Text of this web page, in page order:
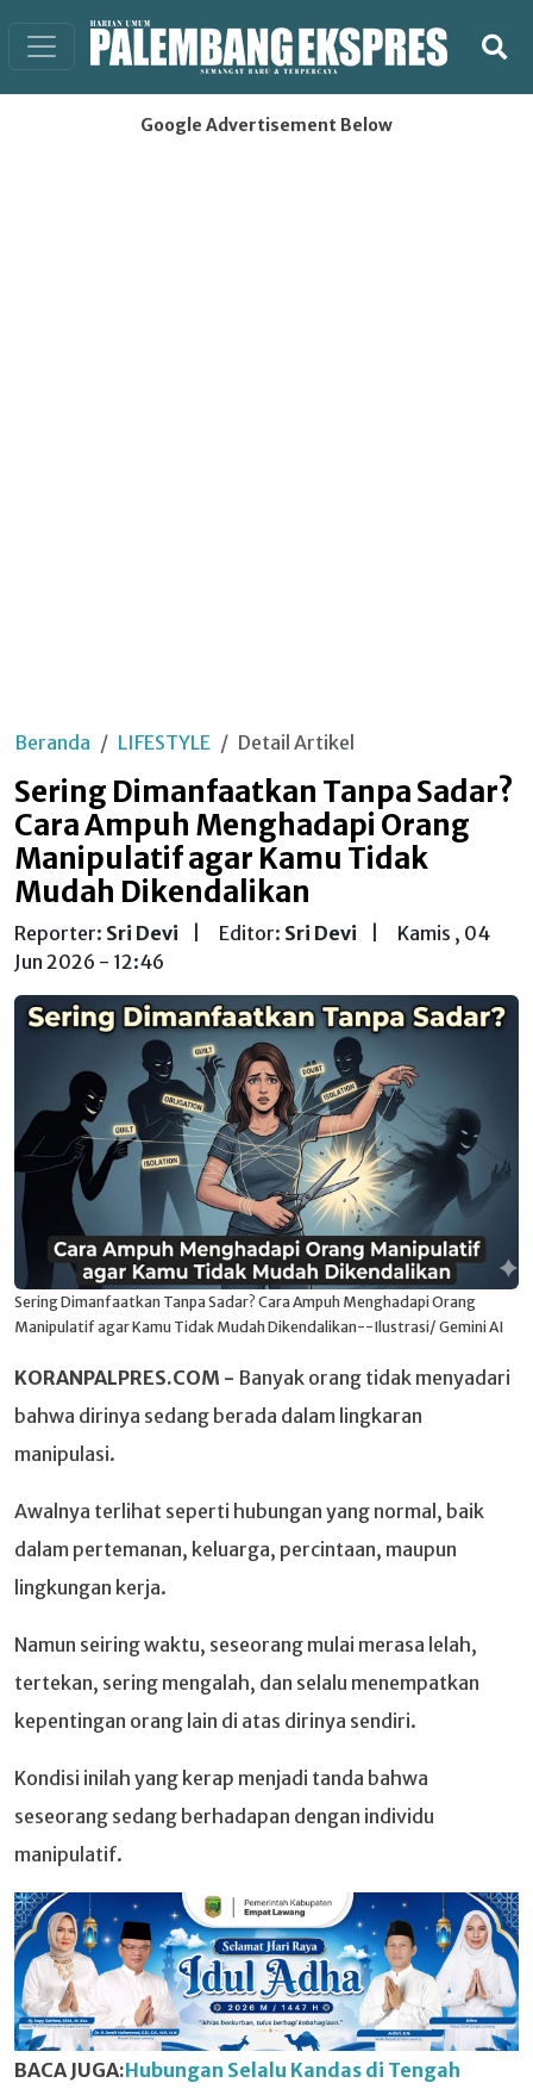
Google Advertisement Below
Beranda LIFESTYLE Detail Artikel
Sering Dimanfaatkan Tanpa Sadar?
Cara Ampuh Menghadapi Orang
Manipulatif agar Kamu Tidak
Mudah Dikendalikan
Reporter: Sri Devi Editor: Sri Devi
Kamis , 04
Jun 2026 - 12:46
Sering Dimanfaatkan Tanpa Sadar? Cara Ampuh Menghadapi Orang
Manipulatif agar Kamu Tidak Mudah Dikendalikan--Ilustrasi/ Gemini AI
KORANPALPRES.COM - Banyak orang tidak menyadari
bahwa dirinya sedang berada dalam lingkaran
manipulasi.
Awalnya terlihat seperti hubungan yang normal, baik
dalam pertemanan, keluarga, percintaan, maupun
lingkungan kerja.
Namun seiring waktu, seseorang mulai merasa lelah,
tertekan, sering mengalah, dan selalu menempatkan
kepentingan orang lain di atas dirinya sendiri.
Kondisi inilah yang kerap menjadi tanda bahwa
seseorang sedang berhadapan dengan individu
manipulatif.
BACA JUGA:Hubungan Selalu Kandas di Tengah